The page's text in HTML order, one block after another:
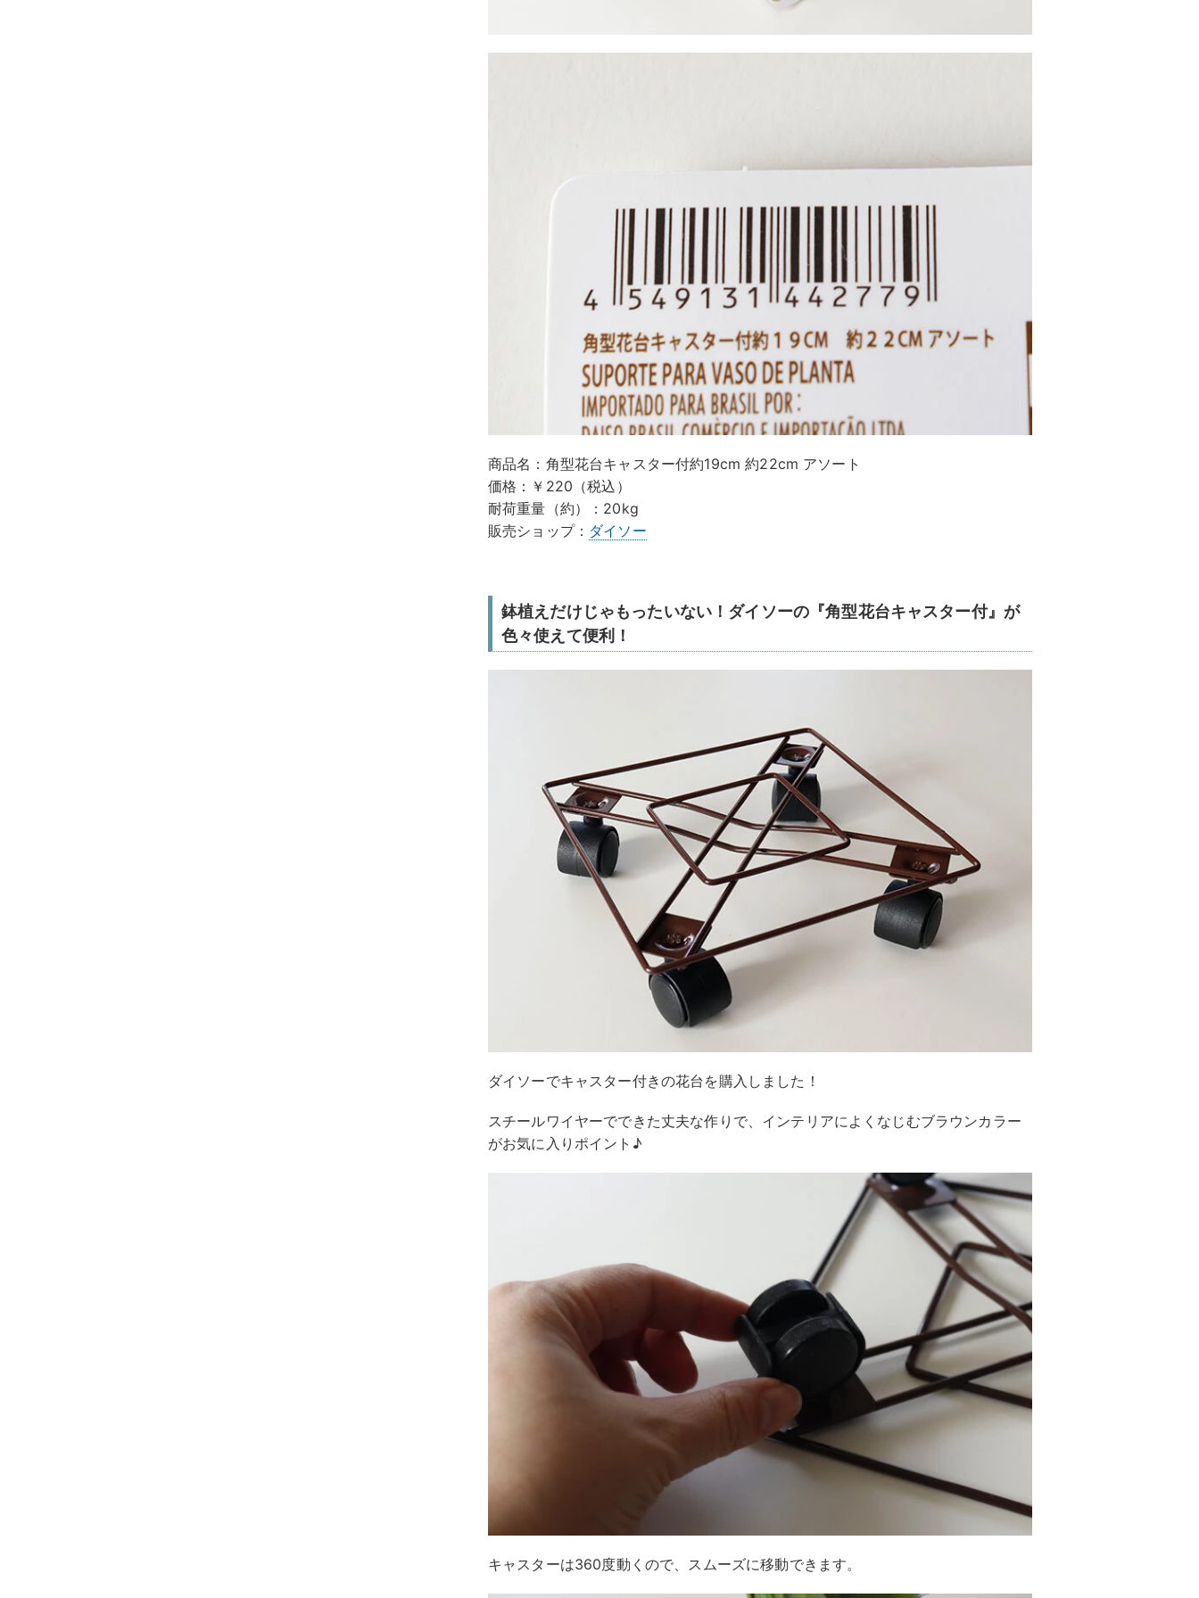
商品名：角型花台キャスター付約19cm 約22cm アソート
価格：￥220（税込）
耐荷重量（約）：20kg
販売ショップ： ダイソー
鉢植えだけじゃもったいない！ダイソーの『角型花台キャスター付』が
色々使えて便利！
ダイソーでキャスター付きの花台を購入しました！
スチールワイヤーでできた丈夫な作りで、インテリアによくなじむブラウンカラー
がお気に入りポイント♪
キャスターは360度動くので、スムーズに移動できます。